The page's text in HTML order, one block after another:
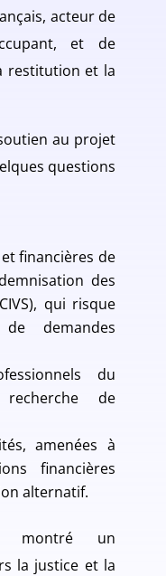
acteur de
et de
restitution et la
au projet
questions
financières de
des
qui risque
demandes
du
de
amenées à
financières
alternatif.
montré un
la justice et la